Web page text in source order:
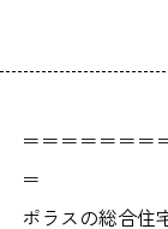
＝＝＝＝＝＝＝
＝
ポラスの総合住